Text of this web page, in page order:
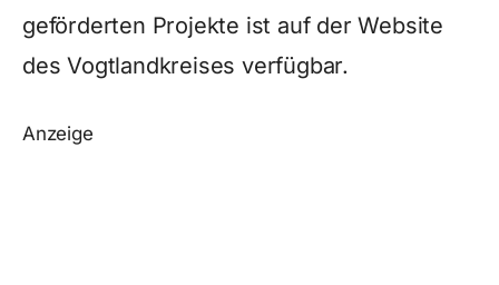
geförderten Projekte ist auf der Website
des Vogtlandkreises verfügbar.
Anzeige